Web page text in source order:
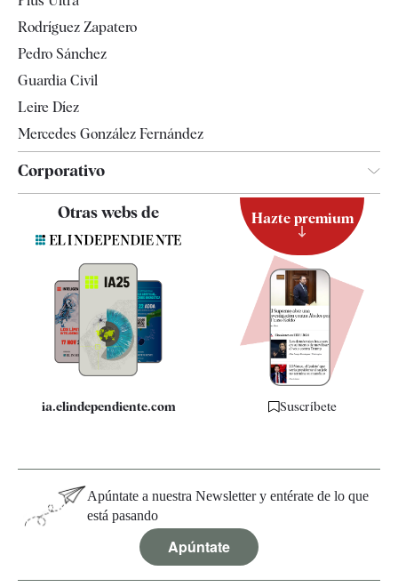
Televisión
Rodríguez Zapatero
Pedro Sánchez
Guardia Civil
Leire Díez
Mercedes González Fernández
Corporativo
Contacto
Quiénes somos
Especificaciones
Otras webs de
ia.elindependiente.com
Hazte premium
Suscríbete
Apúntate a nuestra Newsletter y entérate de lo que
está pasando
Apúntate